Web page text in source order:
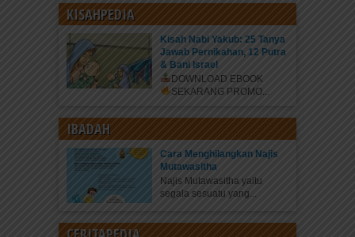
KISAHPEDIA
Kisah Nabi Yakub: 25 Tanya
Jawab Pernikahan, 12 Putra
& Bani Israel
DOWNLOAD EBOOK
SEKARANG PROMO...
IBADAH
Cara Menghilangkan Najis
Mutawasitha
Najis Mutawasitha yaitu
segala sesuatu yang...